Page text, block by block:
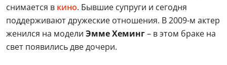
снимается в кино. Бывшие супруги и сегодня
поддерживают дружеские отношения. В 2009-м актер
женился на модели Эмме Хеминг– в этом браке на
свет появились две дочери.